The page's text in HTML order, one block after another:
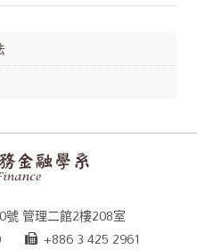
管理二館2樓208室
+886 3 425 2961